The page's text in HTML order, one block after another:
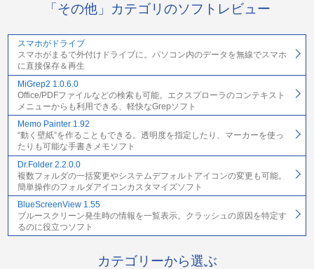
「その他」カテゴリのソフトレビュー
スマホがドライブ
スマホがまるで外付けドライブに。パソコン内のデータを無線でスマホ
に直接保存＆再生
MiGrep2 1.0.6.0
Office/PDFファイルなどの検索も可能。エクスプローラのコンテキスト
メニューからも利用できる、軽快なGrepソフト
Memo Painter 1.92
“動く壁紙”を作ることもできる。透明度を指定したり、マーカーを使っ
たりも可能な手書きメモソフト
Dr.Folder 2.2.0.0
複数フォルダの一括変更やシステムデフォルトアイコンの変更も可能。
簡単操作のフォルダアイコンカスタマイズソフト
BlueScreenView 1.55
ブルースクリーン発生時の情報を一覧表示。クラッシュの原因を特定す
るのに役立つソフト
カテゴリーから選ぶ